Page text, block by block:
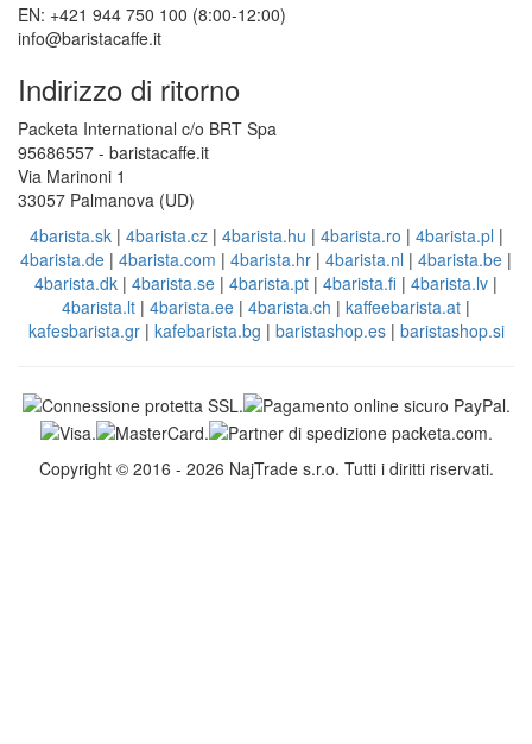
EN: +421 944 750 100 (8:00-12:00)
info@baristacaffe.it
Indirizzo di ritorno
Packeta International c/o BRT Spa
95686557 - baristacaffe.it
Via Marinoni 1
33057 Palmanova (UD)
4barista.sk| 4barista.cz| 4barista.hu | 4barista.ro | 4barista.pl |
4barista.de | 4barista.com | 4barista.hr | 4barista.nl | 4barista.be |
4barista.dk | 4barista.se | 4barista.pt | 4barista.fi | 4barista.lv |
4barista.lt | 4barista.ee | 4barista.ch | kaffeebarista.at |
kafesbarista.gr| kafebarista.bg | baristashop.es| baristashop.si
Copyright © 2016 - 2026 NajTrade s.r.o. Tutti i diritti riservati.